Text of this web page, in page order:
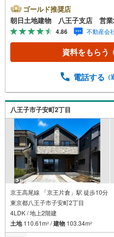
点となる新設公園◆快適
ザール会場には、ベビー
意しております。 小さ
場ください！資料請求、
お問合せください！ス
ことのない情報を多数
案内時に他物件もご紹介
お待ち合わせ、弊社への
希望があれば周辺環境、
もご案内をいたします。
（株）八王子店 営業1課
ゴールド推奨店
朝日土地建物 八王子支店 営業
4.86 不動産会
資料をもらう
電話する
八王子市子安町2丁目
京王高尾線 「京王片倉」駅 徒歩10分
東京都八王子市子安町2丁目
4LDK / 地上2階建
土地110.61m2 /建物 103.34m2